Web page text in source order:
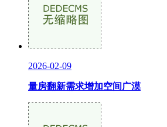
2026-02-09
量房翻新需求增加空间广漠